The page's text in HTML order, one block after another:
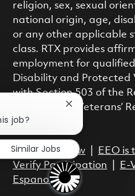
religion, sex, sexual
national origin, age,
or any other applicable
class. RTX provides
employment for
Disability and Protected
with Section 503 of the
Vietnam Era Veterans’
Act.
EEO is the Law| EEO is
Verify Participation
E-
Espanol
job?
Close chatbot
Similar Jobs